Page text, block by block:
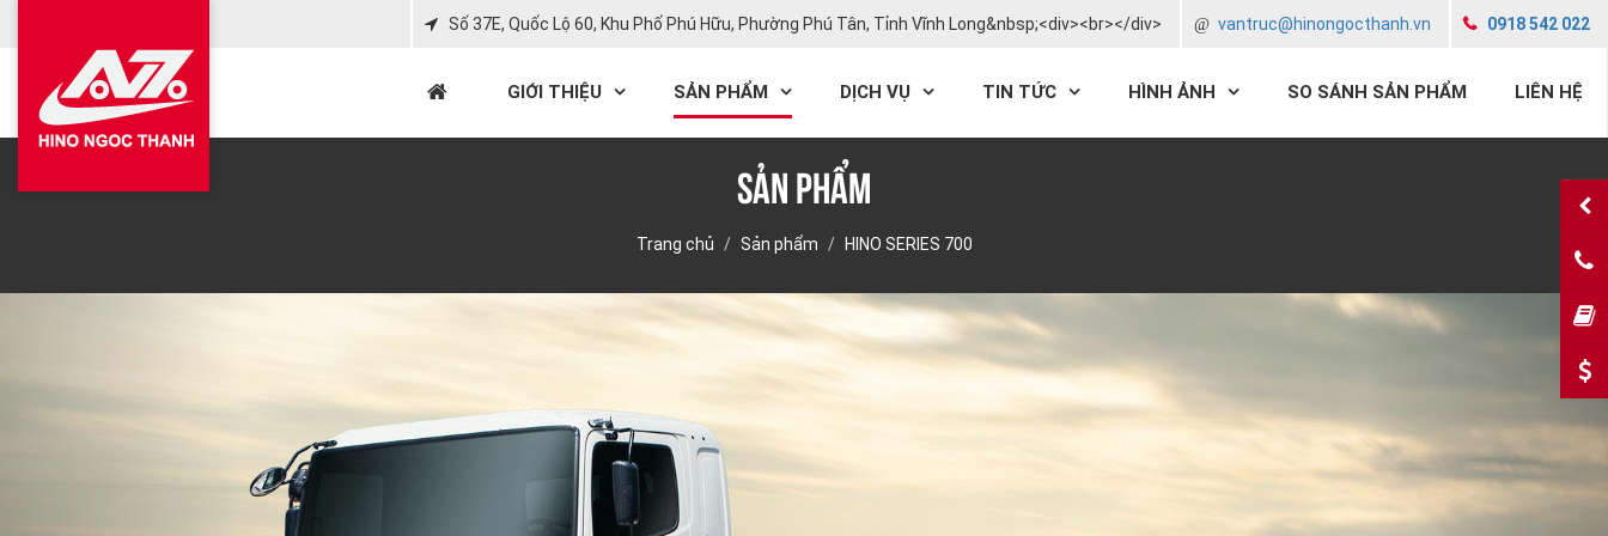
Số 37E, Quốc Lộ 60, Khu Phố Phú Hữu, Phường Phú Tân, Tỉnh Vĩnh Long&nbsp;<div><br></div> vantruc@hinongocthanh.vn 0918 542 022
GIỚI THIỆU SẢN PHẨM DỊCH VỤ TIN TỨC HÌNH ẢNH SO SÁNH SẢN PHẨM LIÊN HỆ
Sản phẩm
Trang chủ Sản phẩm HINO SERIES 700
DỰ